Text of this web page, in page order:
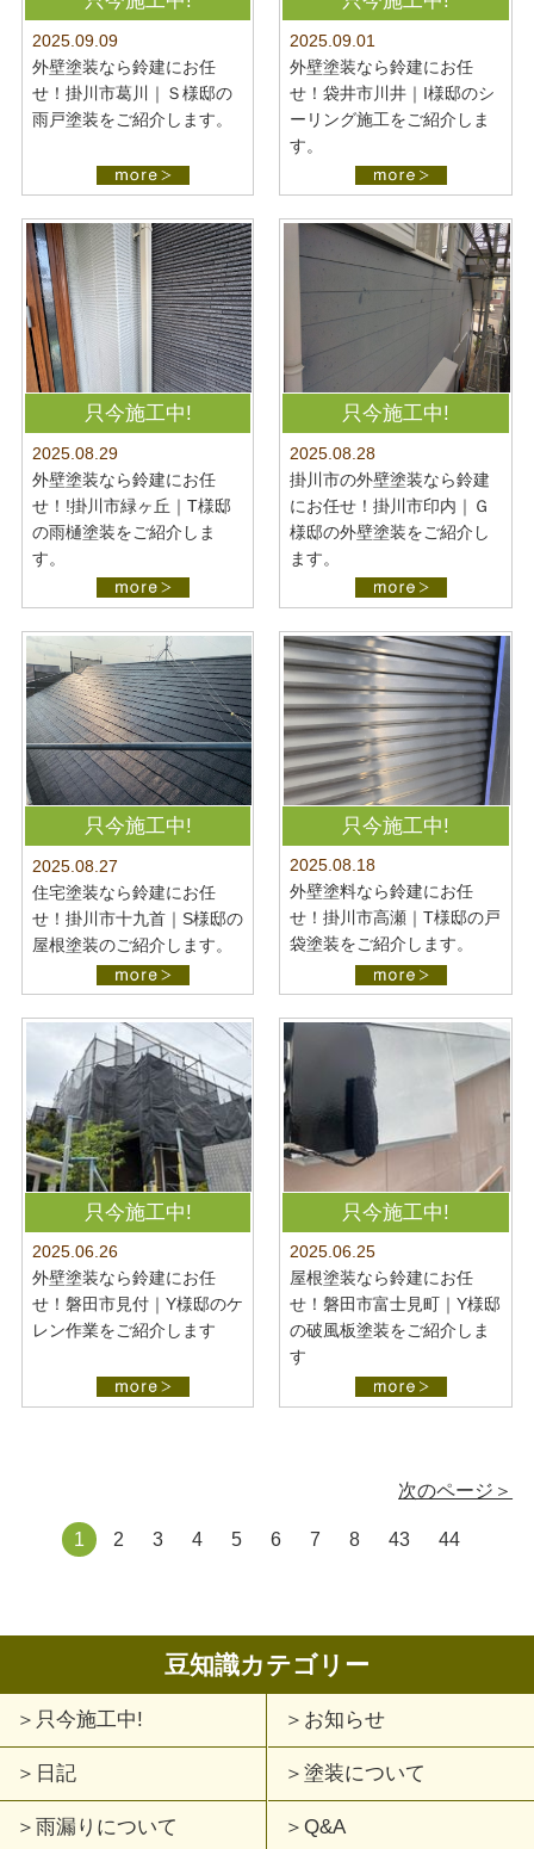
2025.09.09
外壁塗装なら鈴建にお任
せ！掛川市葛川｜Ｓ様邸の
雨戸塗装をご紹介します。
2025.09.01
外壁塗装なら鈴建にお任
せ！袋井市川井｜I様邸のシ
ーリング施工をご紹介しま
す。
只今施工中!
2025.08.29
外壁塗装なら鈴建にお任
せ！!掛川市緑ヶ丘｜T様邸
の雨樋塗装をご紹介しま
す。
只今施工中!
2025.08.28
掛川市の外壁塗装なら鈴建
にお任せ！掛川市印内｜Ｇ
様邸の外壁塗装をご紹介し
ます。
只今施工中!
2025.08.27
住宅塗装なら鈴建にお任
せ！掛川市十九首｜S様邸の
屋根塗装のご紹介します。
只今施工中!
2025.08.18
外壁塗料なら鈴建にお任
せ！掛川市高瀬｜T様邸の戸
袋塗装をご紹介します。
只今施工中!
2025.06.26
外壁塗装なら鈴建にお任
せ！磐田市見付｜Y様邸のケ
レン作業をご紹介します
只今施工中!
2025.06.25
屋根塗装なら鈴建にお任
せ！磐田市富士見町｜Y様邸
の破風板塗装をご紹介しま
す
1 2 3 4 5 6 7 8 43 44
次のページ＞
豆知識カテゴリー
只今施工中! お知らせ
日記 塗装について
雨漏りについて Q&A